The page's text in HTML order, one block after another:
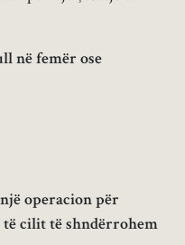
në femër ose
operacion për
cilit të shndërrohem